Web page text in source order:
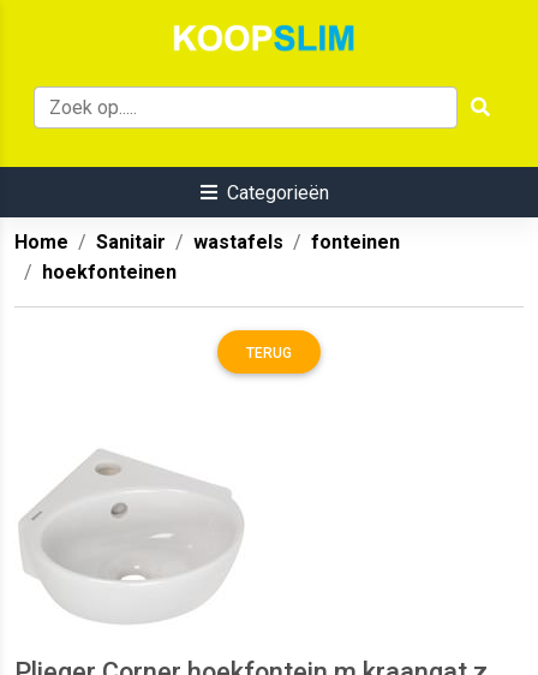
Categorieën
Home Sanitair wastafels
fonteinen
hoekfonteinen
TERUG